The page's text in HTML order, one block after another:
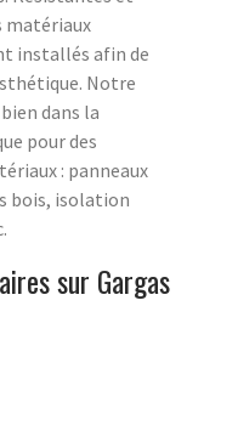
matériaux
installés afin de
Notre
dans la
pour des
: panneaux
bois, isolation
sur Gargas